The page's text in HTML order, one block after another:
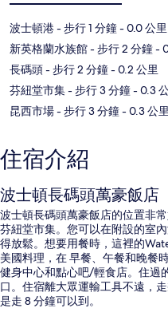
波士頓港- 步行 1 分鐘- 0.0 公里
新英格蘭水族館- 步行 2 分鐘-
長碼頭- 步行 2 分鐘- 0.2 公里
芬紐堂市集- 步行 3 分鐘- 0.3
昆西市場- 步行 3 分鐘- 0.3 公里
住宿介紹
波士頓長碼頭萬豪飯店
波士頓長碼頭萬豪飯店的位置非
芬紐堂市集。您可以在附設的室
得放鬆。想要用餐時，這裡的
美國料理，在 早餐、午餐和晚餐
健身中心和點心吧/輕食店。住過
口。住宿離大眾運輸工具不遠，
是走 8 分鐘可以到。